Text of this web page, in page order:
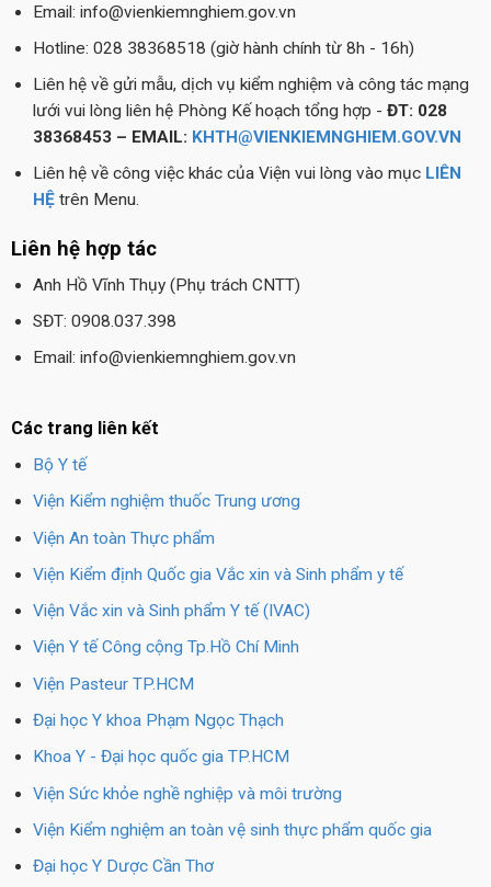
Email: info@vienkiemnghiem.gov.vn
Hotline: 028 38368518 (giờ hành chính từ 8h - 16h)
Liên hệ về gửi mẫu, dịch vụ kiểm nghiệm và công tác mạng
lưới vui lòng liên hệ Phòng Kế hoạch tổng hợp - ĐT: 028
38368453 – EMAIL: KHTH@VIENKIEMNGHIEM.GOV.VN
Liên hệ về công việc khác của Viện vui lòng vào mục LIÊN
HỆtrên Menu.
Liên hệ hợp tác
Anh Hồ Vĩnh Thụy (Phụ trách CNTT)
SĐT: 0908.037.398
Email: info@vienkiemnghiem.gov.vn
Các trang liên kết
Bộ Y tế
Viện Kiểm nghiệm thuốc Trung ương
Viện An toàn Thực phẩm
Viện Kiểm định Quốc gia Vắc xin và Sinh phẩm y tế
Viện Vắc xin và Sinh phẩm Y tế (IVAC)
Viện Y tế Công cộng Tp.Hồ Chí Minh
Viện Pasteur TP.HCM
Đại học Y khoa Phạm Ngọc Thạch
Khoa Y - Đại học quốc gia TP.HCM
Viện Sức khỏe nghề nghiệp và môi trường
Viện Kiểm nghiệm an toàn vệ sinh thực phẩm quốc gia
Đại học Y Dược Cần Thơ